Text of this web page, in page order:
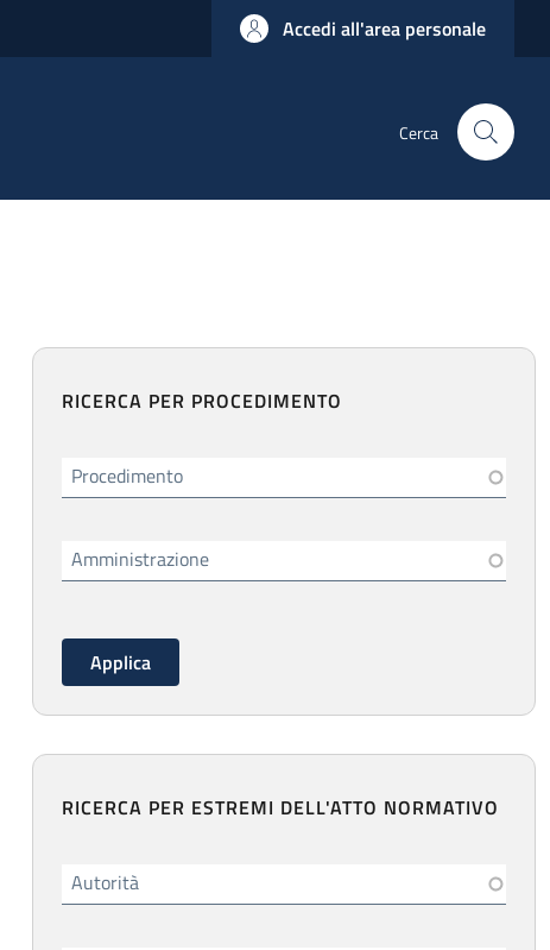
Accedi all'area personale
Cerca
RICERCA PER PROCEDIMENTO
Procedimento
Amministrazione
RICERCA PER ESTREMI DELL'ATTO NORMATIVO
Autorità